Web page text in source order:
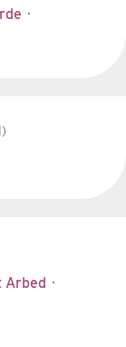
·
Arbed ·